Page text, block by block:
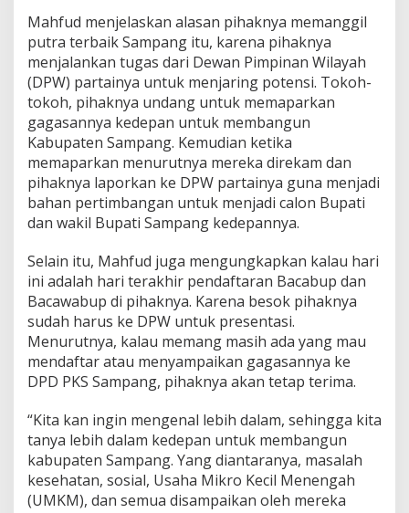
Mahfud menjelaskan alasan pihaknya memanggil
putra terbaik Sampang itu, karena pihaknya
menjalankan tugas dari Dewan Pimpinan Wilayah
(DPW) partainya untuk menjaring potensi. Tokoh-
tokoh, pihaknya undang untuk memaparkan
gagasannya kedepan untuk membangun
Kabupaten Sampang. Kemudian ketika
memaparkan menurutnya mereka direkam dan
pihaknya laporkan ke DPW partainya guna menjadi
bahan pertimbangan untuk menjadi calon Bupati
dan wakil Bupati Sampang kedepannya.
Selain itu, Mahfud juga mengungkapkan kalau hari
ini adalah hari terakhir pendaftaran Bacabup dan
Bacawabup di pihaknya. Karena besok pihaknya
sudah harus ke DPW untuk presentasi.
Menurutnya, kalau memang masih ada yang mau
mendaftar atau menyampaikan gagasannya ke
DPD PKS Sampang, pihaknya akan tetap terima.
“Kita kan ingin mengenal lebih dalam, sehingga kita
tanya lebih dalam kedepan untuk membangun
kabupaten Sampang. Yang diantaranya, masalah
kesehatan, sosial, Usaha Mikro Kecil Menengah
(UMKM), dan semua disampaikan oleh mereka